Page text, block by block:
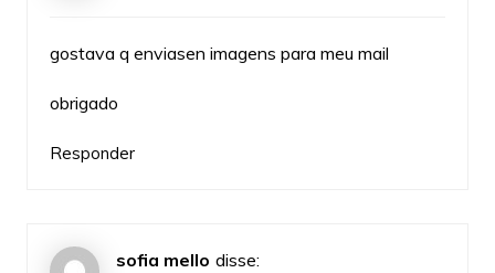
gostava q enviasen imagens para meu mail
obrigado
Responder
sofia mello disse: